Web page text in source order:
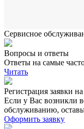
Сервисное
Вопросы и ответы
Ответы на самые
Читать
Регистрация заявки
Если у Вас возникли
обслуживанию,
Оформить заявку